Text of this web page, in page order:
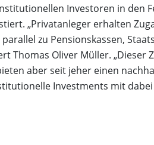
Investoren in den
„Privatanleger erhalten
zu Pensionskassen,
Thomas Oliver Müller. „Dieser
aber seit jeher einen
Investments mit